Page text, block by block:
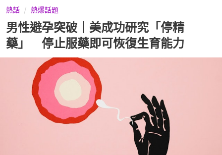
熱話 熱爆話題
男性避孕突破｜美成功研究「停精
藥」 停止服藥即可恢復生育能力